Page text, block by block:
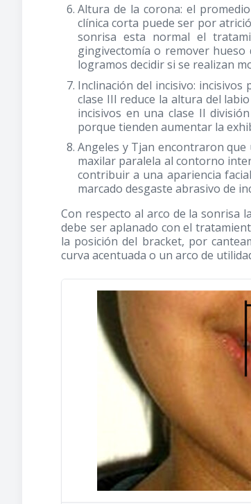
Altura de la corona: el
clínica corta puede ser por
sonrisa esta normal el
gingivectomía o remover
logramos decidir si se realizan
Inclinación del incisivo:
clase III reduce la altura del
incisivos en una clase II
porque tienden aumentar la
Angeles y Tjan encontraron
maxilar paralela al contorno
contribuir a una apariencia
marcado desgaste abrasivo de
Con respecto al arco de la sonrisa
debe ser aplanado con el
la posición del bracket, por
curva acentuada o un arco de